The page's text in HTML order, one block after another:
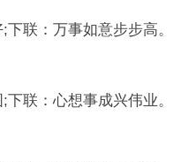
联：万事如意步步高。
联：心想事成兴伟业。